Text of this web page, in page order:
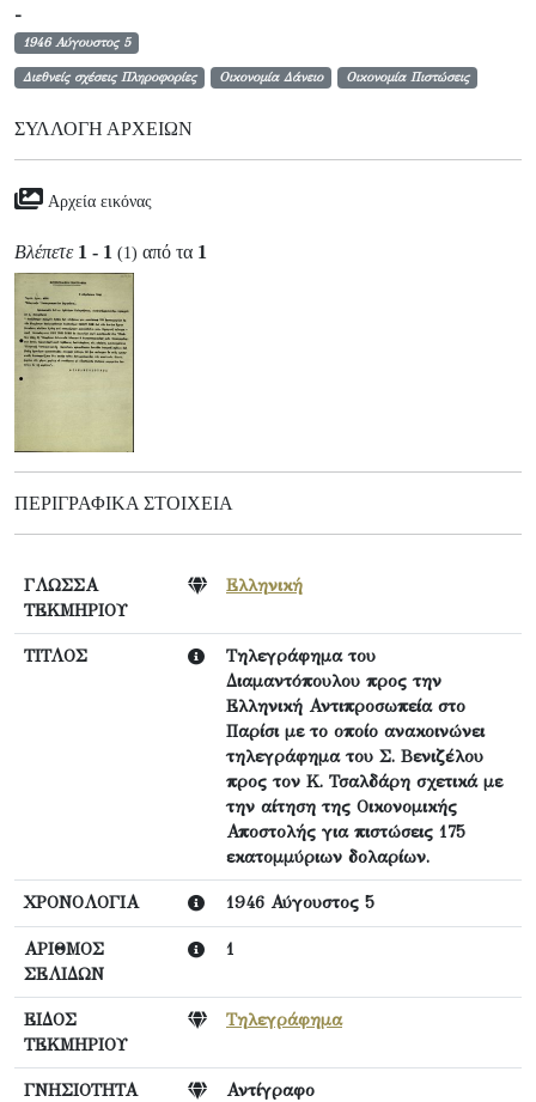
-
1946 Αύγουστος 5
Διεθνείς σχέσεις Πληροφορίες Οικονομία Δάνειο Οικονομία Πιστώσεις
ΣΥΛΛΟΓΉ ΑΡΧΕΊΩΝ
Αρχεία εικόνας
Βλέπετε 1 - 1 (1) από τα 1
ΠΕΡΙΓΡΑΦΙΚΆ ΣΤΟΙΧΕΊΑ
ΓΛΩΣΣΑ
ΤΕΚΜΗΡΙΟΥ
Ελληνική
ΤΙΤΛΟΣ
Τηλεγράφημα του
Διαμαντόπουλου προς την
Ελληνική Αντιπροσωπεία στο
Παρίσι με το οποίο ανακοινώνει
τηλεγράφημα του Σ. Βενιζέλου
προς τον Κ. Τσαλδάρη σχετικά με
την αίτηση της Οικονομικής
Αποστολής για πιστώσεις 175
εκατομμύριων δολαρίων.
ΧΡΟΝΟΛΟΓΙΑ 1946 Αύγουστος 5
ΑΡΙΘΜΟΣ
ΣΕΛΙΔΩΝ
1
ΕΙΔΟΣ
ΤΕΚΜΗΡΙΟΥ
Τηλεγράφημα
ΓΝΗΣΙΟΤΗΤΑ
Αντίγραφο